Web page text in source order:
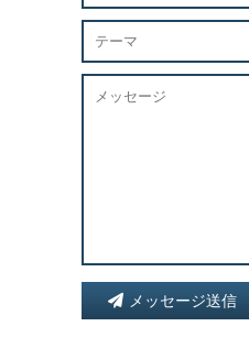
メッセージ送信